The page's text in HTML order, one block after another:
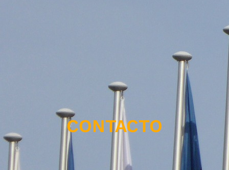
CONTACTO